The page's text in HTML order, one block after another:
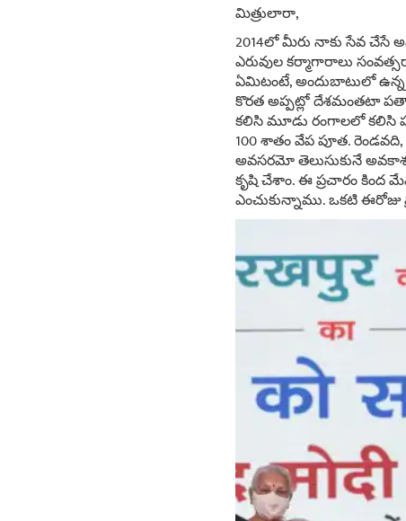
మిత్రులారా,
2014లో మీరు నాకు సేవ చేసే
ఎరువుల కర్మాగారాలు
ఏమిటంటే, అందుబాటులో
కొరత అప్పట్లో దేశమంతటా పతాక
కలిసి మూడు రంగాలలో
100 శాతం వేప పూత.
అవసరమో తెలుసుకునే
కృషి చేశాం. ఈ ప్రచారం కింద
ఎంచుకున్నాము. ఒకటి